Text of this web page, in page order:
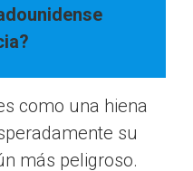
como una hiena
su
más peligroso.